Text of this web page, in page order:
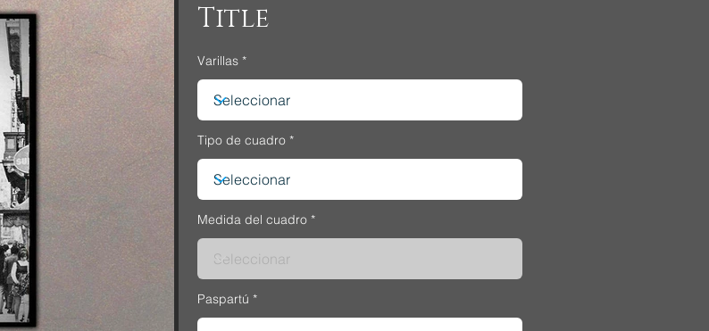
Title
Varillas
Tipo de cuadro
Medida del cuadro
Paspartú